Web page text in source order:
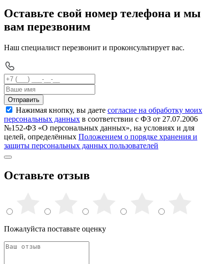
Оставьте свой номер телефона и мы
вам перезвоним
Наш специалист перезвонит и проконсультирует вас.
Отправить
Нажимая кнопку, вы даете согласие на обработку моих
персональных данных в соответствии с ФЗ от 27.07.2006
№152-ФЗ «О персональных данных», на условиях и для
целей, определённых Положением о порядке хранения и
защиты персональных данных пользователей
Оставьте отзыв
Пожалуйста поставьте оценку